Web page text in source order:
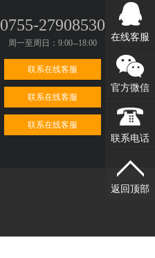
0755-27908530
周一至周日：9:00--18:00
联系在线客服
联系在线客服
联系在线客服
在线客服
官方微信
联系电话
返回顶部